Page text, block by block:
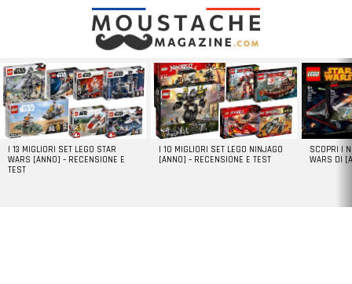
LATEST
STORIES
I 13 MIGLIORI SET LEGO STAR
WARS [ANNO] – RECENSIONE E
TEST
I 10 MIGLIORI SET LEGO NINJAGO
[ANNO] – RECENSIONE E TEST
SCOPRI I
WARS DI